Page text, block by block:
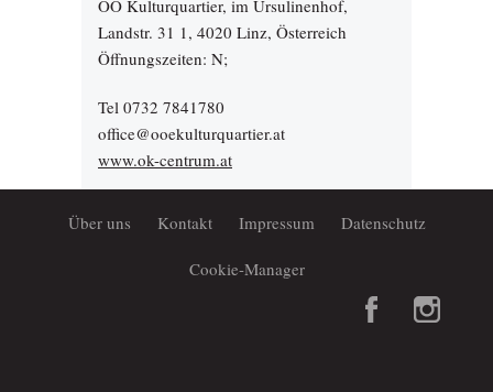
OÖ Kulturquartier, im Ursulinenhof,
Landstr. 31 1, 4020 Linz, Österreich
Öffnungszeiten: N;
Tel 0732 7841780
office@ooekulturquartier.at
www.ok-centrum.at
Über uns Kontakt Impressum Datenschutz
Cookie-Manager